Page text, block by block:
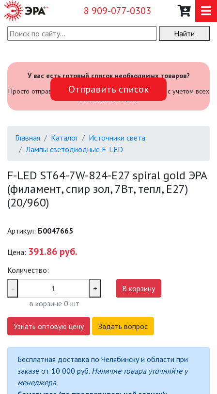
8 909-077-0303
О КОМПАНИИ
САДОВЫЙ ИНВЕНТАРЬ И
ИНСТРУМЕНТЫ
ОФИСНЫЕ ПОДВЕСНЫЕ
СВЕТИЛЬНИКИ «GEOMETRIA»
ПРОЖЕКТОРЫ
САДОВЫЕ ФАСАДНЫЕ
СВЕТИЛЬНИКИ
РАСТЕНИЙ (ФИТОСВЕТИЛЬНИКИ)
БАКТЕРИЦИДНЫЕ ЛАМПЫ
Найти
У вас есть готовый список необходимых товаров?
Просто отправьте его нам и мы посчитаем стоимость с учетом всех
возможных скидок
Отправить список
Главная Каталог
Источники света
Лампы светодиодные F-LED
F-LED ST64-7W-824-E27 spiral gold ЭРА
(филамент, спир зол, 7Вт, тепл, E27)
(20/960)
Артикул: Б0047665
Цена: 391.86 руб.
Количество:
-
+
в корзине 0 шт
В корзину
Узнать оптовую цену Задать вопрос
Бесплатная доставка по Челябинску и области при
заказе от 10 000 руб. Наличие товара уточняйте у
менеджера